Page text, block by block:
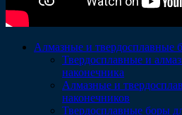
Алмазные и твердосплавные
Твердосплавные и
наконечника
Алмазные и
наконечников
Твердосплавные боры